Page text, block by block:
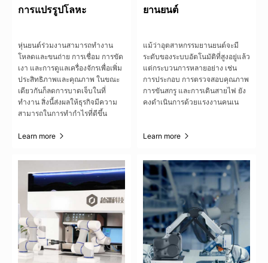
การแปรรูปโลหะ
หุ่นยนต์ร่วมงานสามารถทำงาน
โหลดและขนถ่าย การเชื่อม การขัด
เงา และการดูแลเครื่องจักรเพื่อเพิ่ม
ประสิทธิภาพและคุณภาพ ในขณะ
เดียวกันก็ลดการบาดเจ็บในที่
ทำงาน สิ่งนี้ส่งผลให้ธุรกิจมีความ
สามารถในการทำกำไรที่ดีขึ้น
Learn more
ยานยนต์
แม้ว่าอุตสาหกรรมยานยนต์จะมี
ระดับของระบบอัตโนมัติที่สูงอยู่แล้ว
แต่กระบวนการหลายอย่าง เช่น
การประกอบ การตรวจสอบคุณภาพ
การขันสกรู และการเดินสายไฟ ยัง
คงดำเนินการด้วยแรงงานคนเน
Learn more